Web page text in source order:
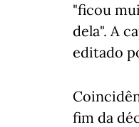
"ficou
dela". A
editado
fim da